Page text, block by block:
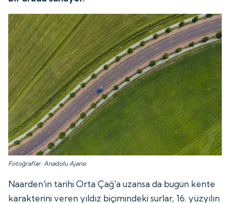
Fotoğraflar: Anadolu Ajansı
Naarden'in tarihi Orta Çağ'a uzansa da bugün kente
karakterini veren yıldız biçimindeki surlar, 16. yüzyılın